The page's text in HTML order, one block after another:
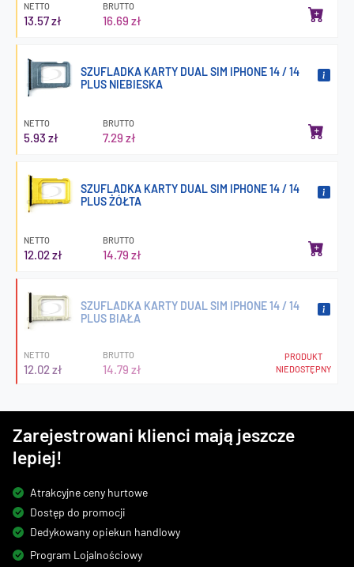
NETTO
13.57 zł
BRUTTO
16.69 zł
SZUFLADKA KARTY DUAL SIM IPHONE 14 / 14
PLUS NIEBIESKA
NETTO
5.93 zł
BRUTTO
7.29 zł
SZUFLADKA KARTY DUAL SIM IPHONE 14 / 14
PLUS ŻÓŁTA
NETTO
12.02 zł
BRUTTO
14.79 zł
SZUFLADKA KARTY DUAL SIM IPHONE 14 / 14
PLUS BIAŁA
NETTO
12.02 zł
BRUTTO
14.79 zł
PRODUKT
NIEDOSTĘPNY
Zarejestrowani klienci mają jeszcze
lepiej!
Atrakcyjne ceny hurtowe
Dostęp do promocji
Dedykowany opiekun handlowy
Program Lojalnościowy